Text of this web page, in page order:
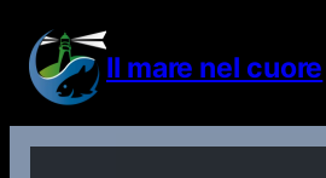
contenuto
Il mare nel cuore